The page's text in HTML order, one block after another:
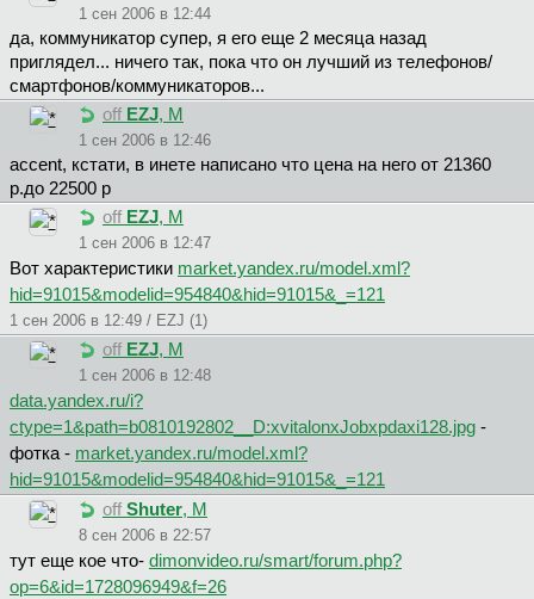
1 сен 2006 в 12:44
да, коммуникатор супер, я его еще 2 месяца назад
приглядел... ничего так, пока что он лучший из телефонов/
смартфонов/коммуникаторов...
off EZJ, М
1 сен 2006 в 12:46
accent, кстати, в инете написано что цена на него от 21360
р.до 22500 р
off EZJ, М
1 сен 2006 в 12:47
Вот характеристики market.yandex.ru/model.xml?
hid=91015&modelid=954840&hid=91015&_=121
1 сен 2006 в 12:49 / EZJ (1)
off EZJ, М
1 сен 2006 в 12:48
data.yandex.ru/i?
ctype=1&path=b0810192802__D:xvitalonxJobxpdaxi128.jpg -
фотка - market.yandex.ru/model.xml?
hid=91015&modelid=954840&hid=91015&_=121
off Shuter, М
8 сен 2006 в 22:57
тут еще кое что- dimonvideo.ru/smart/forum.php?
op=6&id=1728096949&f=26